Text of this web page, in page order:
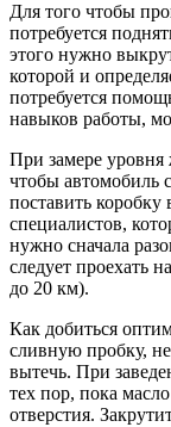
Для того чтобы
потребуется
этого нужно
которой и
потребуется
навыков работы,
При замере уровня
чтобы автомобиль
поставить
специалистов,
нужно сначала
следует проехать
до 20 км).
Как добиться
сливную пробку,
вытечь. При
тех пор, пока
отверстия.